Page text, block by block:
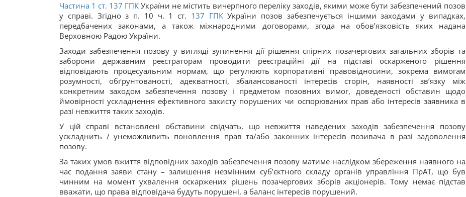
Частина 1 ст. 137 ГПК України не містить вичерпного переліку заходів, якими може бути забезпечений позов
у справі. Згідно з п. 10 ч. 1 ст. 137 ГПКУкраїни позов забезпечується іншими заходами у випадках,
передбачених законами, а також міжнародними договорами, згода на обов’язковість яких надана
Верховною Радою України.
Заходи забезпечення позову у вигляді зупинення дії рішення спірних позачергових загальних зборів та
заборони державним реєстраторам проводити реєстраційні дії на підставі оскарженого рішення
відповідають процесуальним нормам, що регулюють корпоративні правовідносини, зокрема вимогам
розумності, обґрунтованості, адекватності, збалансованості інтересів сторін, наявності зв’язку між
конкретним заходом забезпечення позову і предметом позовних вимог, доведеності обставин щодо
ймовірності ускладнення ефективного захисту порушених чи оспорюваних прав або інтересів заявника в
разі невжиття таких заходів.
У цій справі встановлені обставини свідчать, що невжиття наведених заходів забезпечення позову
ускладнить / унеможливить поновлення прав та/або законних інтересів позивача в разі задоволення
позову.
За таких умов вжиття відповідних заходів забезпечення позову матиме наслідком збереження наявного на
час подання заяви стану – залишення незмінним суб’єктного складу органів управління ПрАТ, що був
чинним на момент ухвалення оскаржених рішень позачергових зборів акціонерів. Тому немає підстав
вважати, що права відповідача будуть порушені, а баланс інтересів порушений.